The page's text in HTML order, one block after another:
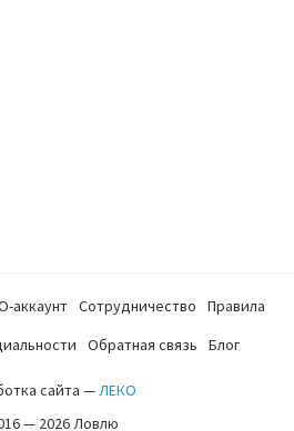
аккаунт Сотрудничество
Правила
Обратная связь Блог
сайта —ЛЕКО
— 2026 Ловлю